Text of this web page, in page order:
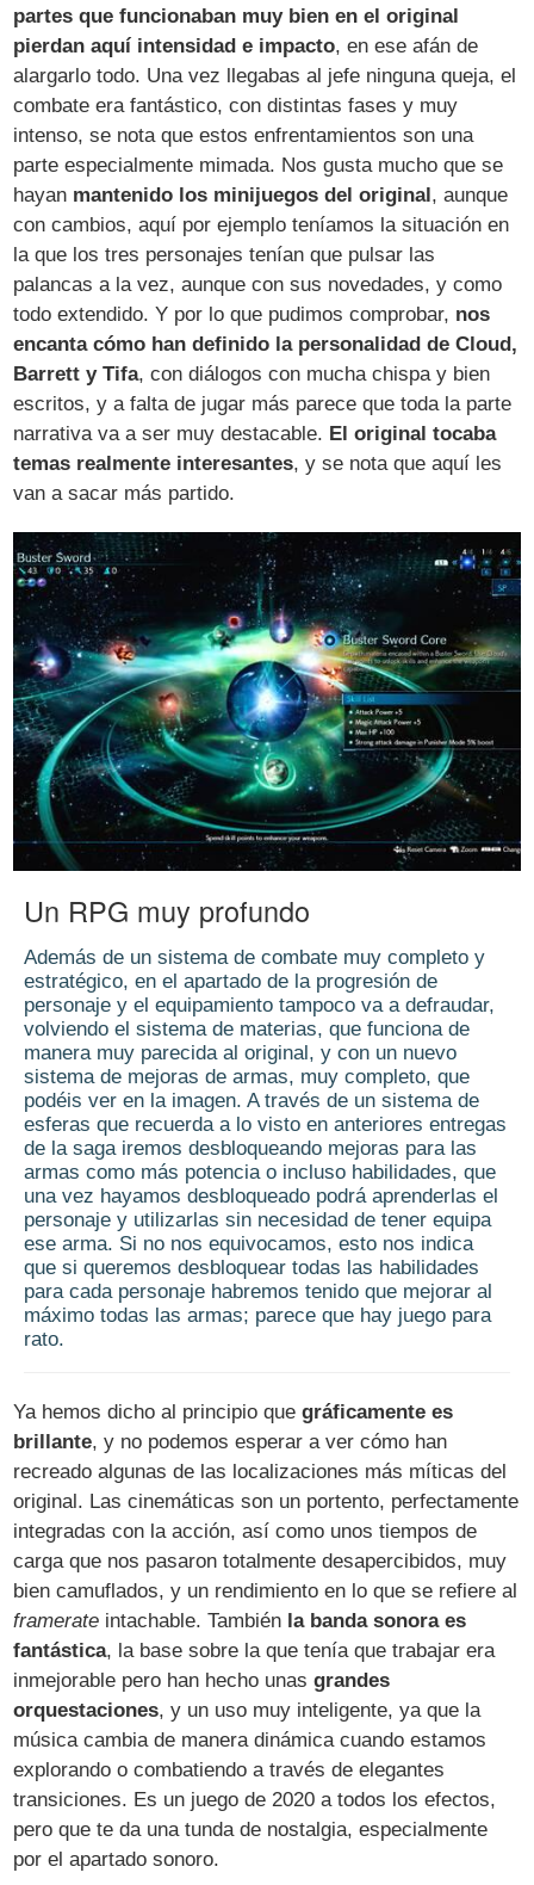
partes que funcionaban muy bien en el original
pierdan aquí intensidad e impacto, en ese afán de
alargarlo todo. Una vez llegabas al jefe ninguna queja, el
combate era fantástico, con distintas fases y muy
intenso, se nota que estos enfrentamientos son una
parte especialmente mimada. Nos gusta mucho que se
hayan mantenido los minijuegos del original, aunque
con cambios, aquí por ejemplo teníamos la situación en
la que los tres personajes tenían que pulsar las
palancas a la vez, aunque con sus novedades, y como
todo extendido. Y por lo que pudimos comprobar, nos
encanta cómo han definido la personalidad de Cloud,
Barrett y Tifa, con diálogos con mucha chispa y bien
escritos, y a falta de jugar más parece que toda la parte
narrativa va a ser muy destacable. El original tocaba
temas realmente interesantes, y se nota que aquí les
van a sacar más partido.
Un RPG muy profundo
Además de un sistema de combate muy completo y
estratégico, en el apartado de la progresión de
personaje y el equipamiento tampoco va a defraudar,
volviendo el sistema de materias, que funciona de
manera muy parecida al original, y con un nuevo
sistema de mejoras de armas, muy completo, que
podéis ver en la imagen. A través de un sistema de
esferas que recuerda a lo visto en anteriores entregas
de la saga iremos desbloqueando mejoras para las
armas como más potencia o incluso habilidades, que
una vez hayamos desbloqueado podrá aprenderlas el
personaje y utilizarlas sin necesidad de tener equipa
ese arma. Si no nos equivocamos, esto nos indica
que si queremos desbloquear todas las habilidades
para cada personaje habremos tenido que mejorar al
máximo todas las armas; parece que hay juego para
rato.
Ya hemos dicho al principio quegráficamente es
brillante, y no podemos esperar a ver cómo han
recreado algunas de las localizaciones más míticas del
original. Las cinemáticas son un portento, perfectamente
integradas con la acción, así como unos tiempos de
carga que nos pasaron totalmente desapercibidos, muy
bien camuflados, y un rendimiento en lo que se refiere al
framerate intachable. También la banda sonora es
fantástica, la base sobre la que tenía que trabajar era
inmejorable pero han hecho unasgrandes
orquestaciones, y un uso muy inteligente, ya que la
música cambia de manera dinámica cuando estamos
explorando o combatiendo a través de elegantes
transiciones. Es un juego de 2020 a todos los efectos,
pero que te da una tunda de nostalgia, especialmente
por el apartado sonoro.